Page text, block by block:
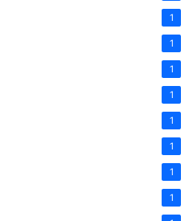
1
1
1
1
1
1
1
1